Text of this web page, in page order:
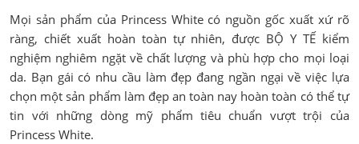
Mọi sản phẩm của Princess White có nguồn gốc xuất xứ rõ
ràng, chiết xuất hoàn toàn tự nhiên, được BỘ Y TẾ kiểm
nghiệm nghiêm ngặt về chất lượng và phù hợp cho mọi loại
da. Bạn gái có nhu cầu làm đẹp đang ngần ngại về việc lựa
chọn một sản phẩm làm đẹp an toàn nay hoàn toàn có thể tự
tin với những dòng mỹ phẩm tiêu chuẩn vượt trội của
Princess White.